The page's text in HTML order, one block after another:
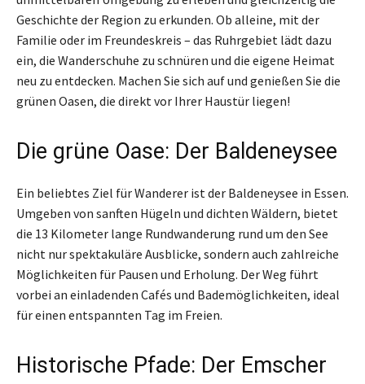
Geschichte der Region zu erkunden. Ob alleine, mit der
Familie oder im Freundeskreis – das Ruhrgebiet lädt dazu
ein, die Wanderschuhe zu schnüren und die eigene Heimat
neu zu entdecken. Machen Sie sich auf und genießen Sie die
grünen Oasen, die direkt vor Ihrer Haustür liegen!
Die grüne Oase: Der Baldeneysee
Ein beliebtes Ziel für Wanderer ist der Baldeneysee in Essen.
Umgeben von sanften Hügeln und dichten Wäldern, bietet
die 13 Kilometer lange Rundwanderung rund um den See
nicht nur spektakuläre Ausblicke, sondern auch zahlreiche
Möglichkeiten für Pausen und Erholung. Der Weg führt
vorbei an einladenden Cafés und Bademöglichkeiten, ideal
für einen entspannten Tag im Freien.
Historische Pfade: Der Emscher